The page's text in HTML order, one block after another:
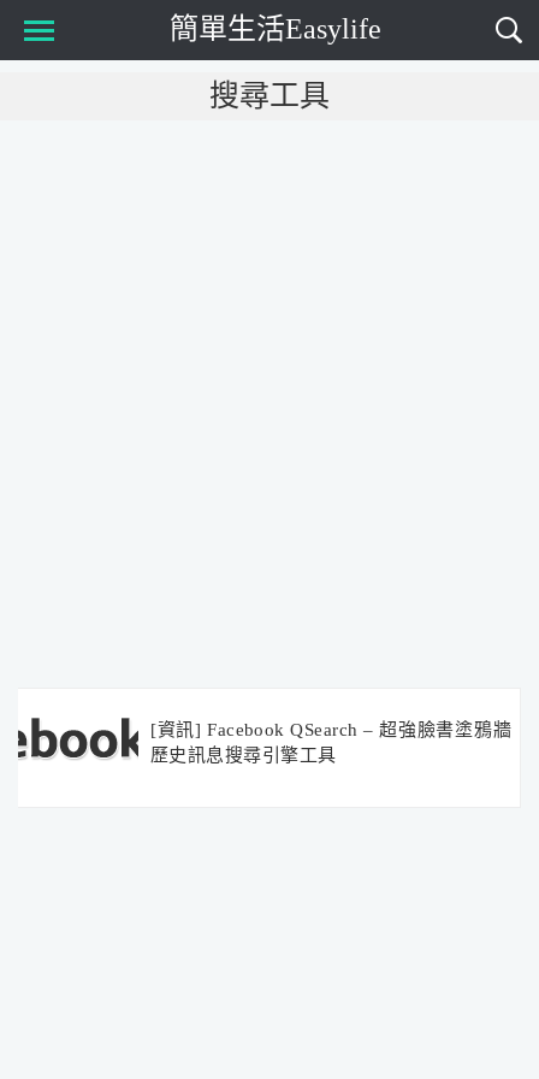
簡單生活Easylife
搜尋工具
[資訊] Facebook QSearch – 超強臉書塗鴉牆
歷史訊息搜尋引擎工具